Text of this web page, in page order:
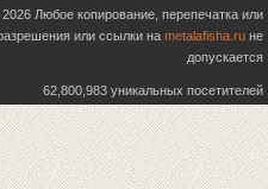
Любое копирование, перепечатка или
или ссылки на metalafisha.ru не
допускается
62,800,983 уникальных посетителей